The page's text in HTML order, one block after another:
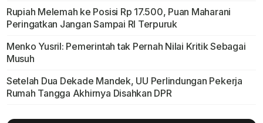
Rupiah Melemah ke Posisi Rp 17.500, Puan Maharani
Peringatkan Jangan Sampai RI Terpuruk
Menko Yusril: Pemerintah tak Pernah Nilai Kritik Sebagai
Musuh
Setelah Dua Dekade Mandek, UU Perlindungan Pekerja
Rumah Tangga Akhirnya Disahkan DPR